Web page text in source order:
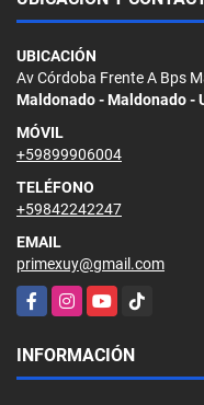
UBICACIÓN
Av Córdoba Frente A Bps
Maldonado - Maldonado -
MÓVIL
+59899906004
TELÉFONO
+59842242247
EMAIL
primexuy@gmail.com
FacebookInstagramYouTubeTikTok
INFORMACIÓN